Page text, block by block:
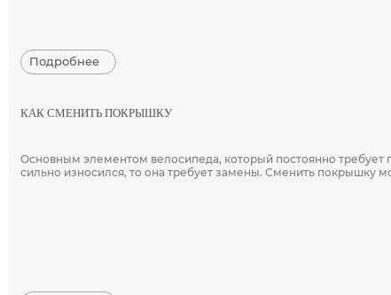
Подробнее
КАК СМЕНИТЬ ПОКРЫШКУ
Основным элементом велосипеда, который постоянно требует
сильно износился, то она требует замены. Сменить покрышку